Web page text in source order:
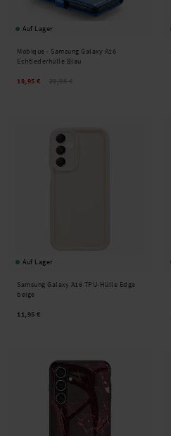
Auf Lager
Mobique - Samsung Galaxy A16
Echtlederhülle Blau
18,95 €
Auf Lager
Samsung Galaxy A16 TPU-Hülle Edge
beige
11,95 €